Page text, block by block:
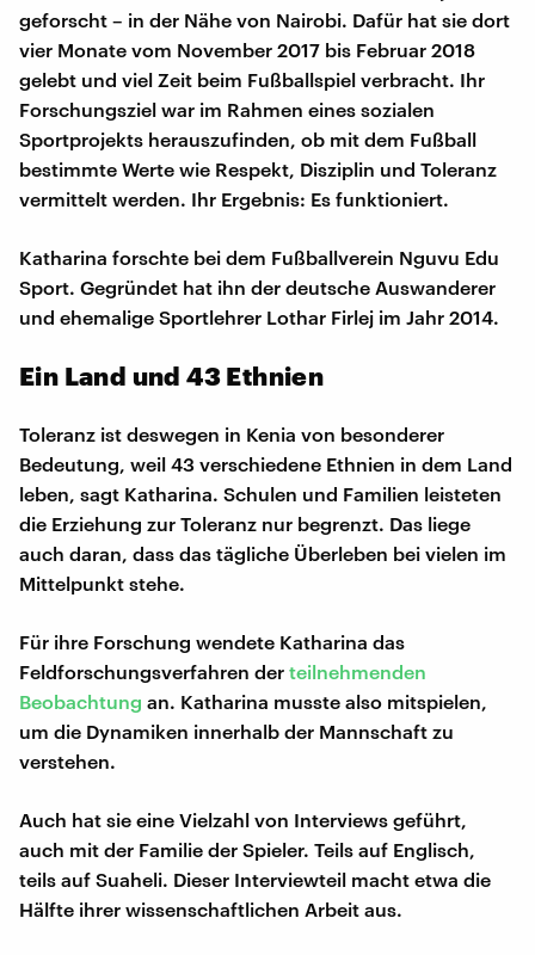
geforscht – in der Nähe von Nairobi. Dafür hat sie dort
vier Monate vom November 2017 bis Februar 2018
gelebt und viel Zeit beim Fußballspiel verbracht. Ihr
Forschungsziel war im Rahmen eines sozialen
Sportprojekts herauszufinden, ob mit dem Fußball
bestimmte Werte wie Respekt, Disziplin und Toleranz
vermittelt werden. Ihr Ergebnis: Es funktioniert.
Katharina forschte bei dem Fußballverein Nguvu Edu
Sport. Gegründet hat ihn der deutsche Auswanderer
und ehemalige Sportlehrer Lothar Firlej im Jahr 2014.
Ein Land und 43 Ethnien
Toleranz ist deswegen in Kenia von besonderer
Bedeutung, weil 43 verschiedene Ethnien in dem Land
leben, sagt Katharina. Schulen und Familien leisteten
die Erziehung zur Toleranz nur begrenzt. Das liege
auch daran, dass das tägliche Überleben bei vielen im
Mittelpunkt stehe.
Für ihre Forschung wendete Katharina das
Feldforschungsverfahren der teilnehmenden
Beobachtung an. Katharina musste also mitspielen,
um die Dynamiken innerhalb der Mannschaft zu
verstehen.
Auch hat sie eine Vielzahl von Interviews geführt,
auch mit der Familie der Spieler. Teils auf Englisch,
teils auf Suaheli. Dieser Interviewteil macht etwa die
Hälfte ihrer wissenschaftlichen Arbeit aus.